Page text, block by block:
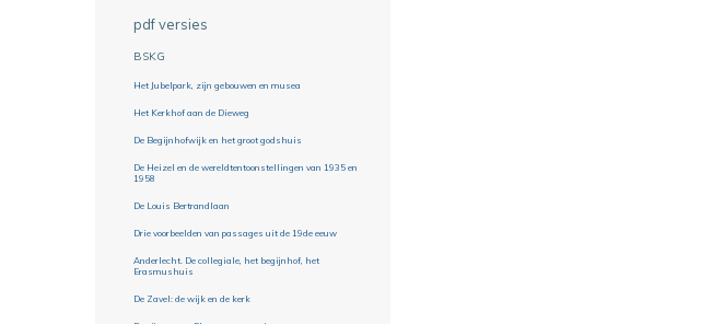
pdf versies
BSKG
Het Jubelpark, zijn gebouwen en musea
Het Kerkhof aan de Dieweg
De Begijnhofwijk en het groot godshuis
De Heizel en de wereldtentoonstellingen van 1935 en
1958
De Louis Bertrandlaan
Drie voorbeelden van passages uit de 19de eeuw
Anderlecht. De collegiale, het begijnhof, het
Erasmushuis
De Zavel: de wijk en de kerk